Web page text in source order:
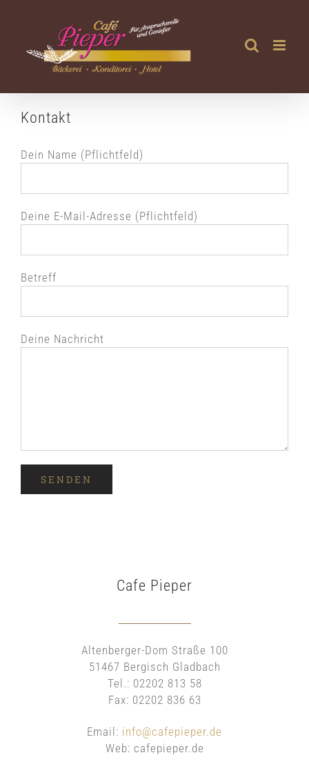
Kontakt
Dein Name (Pflichtfeld)
Deine E-Mail-Adresse (Pflichtfeld)
Betreff
Deine Nachricht
Cafe Pieper
Altenberger-Dom Straße 100
51467 Bergisch Gladbach
Tel.: 02202 813 58
Fax: 02202 836 63
Email: info@cafepieper.de
Web: cafepieper.de